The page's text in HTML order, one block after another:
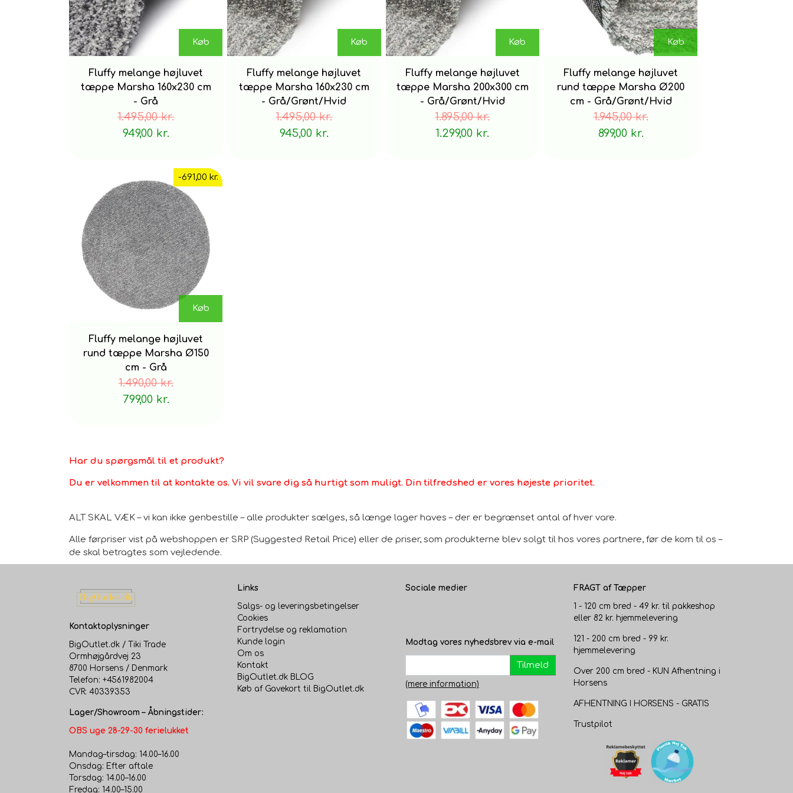
fremstillingsmetode
Ja
Køb
Fluffy melange højluvet
tæppe Marsha 160x230 cm
- Grå
1.495,00 kr.
949,00 kr.
Køb
Fluffy melange højluvet
tæppe Marsha 160x230 cm
- Grå/Grønt/Hvid
1.495,00 kr.
945,00 kr.
Køb
Fluffy melange højluvet
tæppe Marsha 200x300 cm
- Grå/Grønt/Hvid
1.895,00 kr.
1.299,00 kr.
Køb
Fluffy melange højluvet
rund tæppe Marsha Ø200
cm - Grå/Grønt/Hvid
1.945,00 kr.
899,00 kr.
-691,00 kr.
Køb
Fluffy melange højluvet
rund tæppe Marsha Ø150
cm - Grå
1.490,00 kr.
799,00 kr.
Har du spørgsmål til et produkt?
Du er velkommen til at kontakte os. Vi vil svare dig så hurtigt som muligt. Din tilfredshed er vores højeste prioritet.
ALT SKAL VÆK – vi kan ikke genbestille – alle produkter sælges, så længe lager haves – der er begrænset antal af hver vare.
Alle førpriser vist på webshoppen er SRP (Suggested Retail Price) eller de priser, som produkterne blev solgt til hos vores partnere, før de kom til os –
de skal betragtes som vejledende.
Kontaktoplysninger
BigOutlet.dk / Tiki Trade
Ormhøjgårdvej 23
8700 Horsens / Denmark
Telefon: +4561982004
CVR: 40339353
Lager/Showroom – Åbningstider:
OBS uge 28-29-30 ferielukket
Mandag–tirsdag: 14.00–16.00
Onsdag: Efter aftale
Torsdag: 14.00–16.00
Fredag: 14.00–15.00
Links
Salgs- og leveringsbetingelser
Cookies
Fortrydelse og reklamation
Kunde login
Om os
Kontakt
BigOutlet.dk BLOG
Køb af Gavekort til BigOutlet.dk
Sociale medier
Modtag vores nyhedsbrev via e-mail
Tilmeld
(mere information)
FRAGT af Tæpper
1 - 120 cm bred - 49 kr. til pakkeshop
eller 82 kr. hjemmelevering
121 - 200 cm bred - 99 kr.
hjemmelevering
Over 200 cm bred - KUN Afhentning i
Horsens
AFHENTNING I HORSENS - GRATIS
Trustpilot